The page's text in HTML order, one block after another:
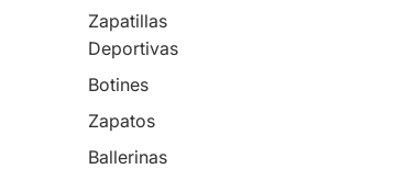
Zapatillas
Deportivas
Botines
Zapatos
Ballerinas